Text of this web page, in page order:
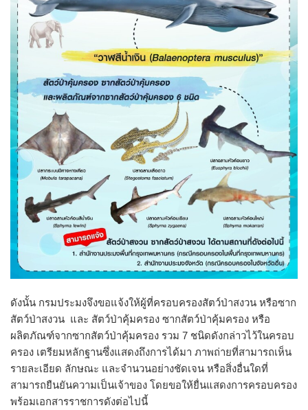
ดังนั้น กรมประมงจึงขอแจ้งให้ผู้ที่ครอบครองสัตว์ป่าสงวน หรือซาก
สัตว์ป่าสงวน และ สัตว์ป่าคุ้มครอง ซากสัตว์ป่าคุ้มครอง หรือ
ผลิตภัณฑ์จากซากสัตว์ป่าคุ้มครอง รวม 7 ชนิดดังกล่าวไว้ในครอบ
ครอง เตรียมหลักฐานซึ่งแสดงถึงการได้มา ภาพถ่ายที่สามารถเห็น
รายละเอียด ลักษณะ และจำนวนอย่างชัดเจน หรือสิ่งอื่นใดที่
สามารถยืนยันความเป็นเจ้าของ โดยขอให้ยื่นแสดงการครอบครอง
พร้อมเอกสารราชการดังต่อไปนี้